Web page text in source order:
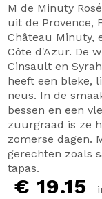
M de Minuty
uit de Provence,
Château Minuty,
Côte d'Azur. De
Cinsault en
heeft een bleke,
neus. In de
bessen en een
zuurgraad is ze
zomerse dagen.
gerechten zoals
tapas.
€ 19.15